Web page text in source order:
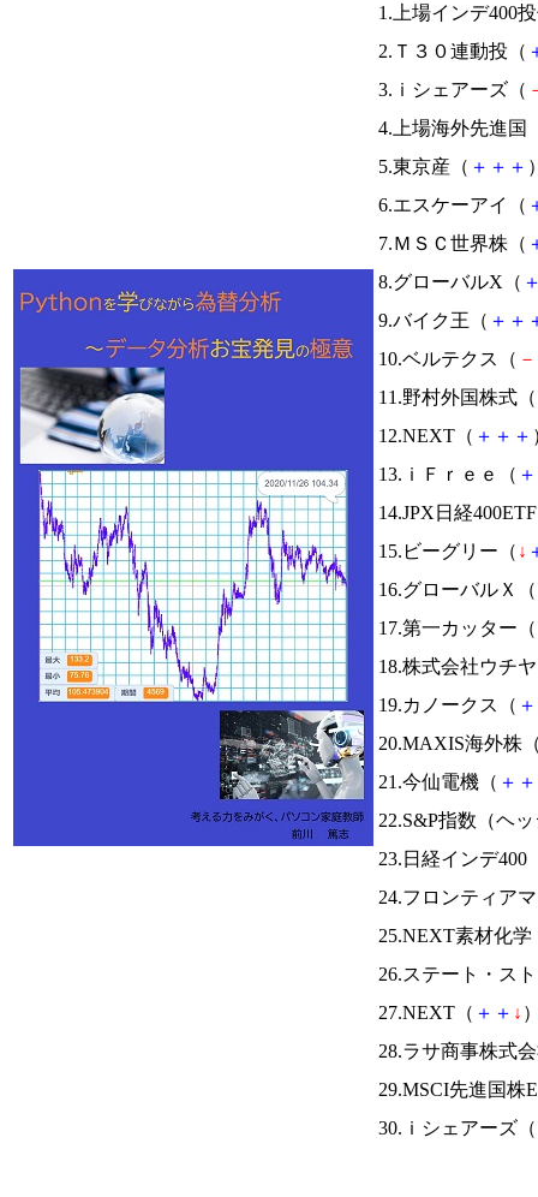
1.上場インデ400
2.Ｔ３０連動投（
3.ｉシェアーズ（
4.上場海外先進国
5.東京産（ ＋ ＋ ＋
6.エスケーアイ（
7.ＭＳＣ世界株（
8.グローバルX（
9.バイク王（ ＋ ＋
10.ベルテクス（ －
11.野村外国株式（
12.NEXT（ ＋ ＋ ＋
13.ｉＦｒｅｅ（ ＋
14.JPX日経
15.ビーグリー（ ↓
16.グローバルＸ（
17.第一カッター（
18.株式会社ウチ
19.カノークス（ ＋
20.MAXIS海外株
21.今仙電機（ ＋ ＋
22.S&P指数（ヘ
23.日経インデ400
24.フロンティア
25.NEXT素材化学
26.ステート・ス
27.NEXT（ ＋ ＋ ↓
28.ラサ商事株式
29.MSCI先進国株
30.ｉシェアーズ（